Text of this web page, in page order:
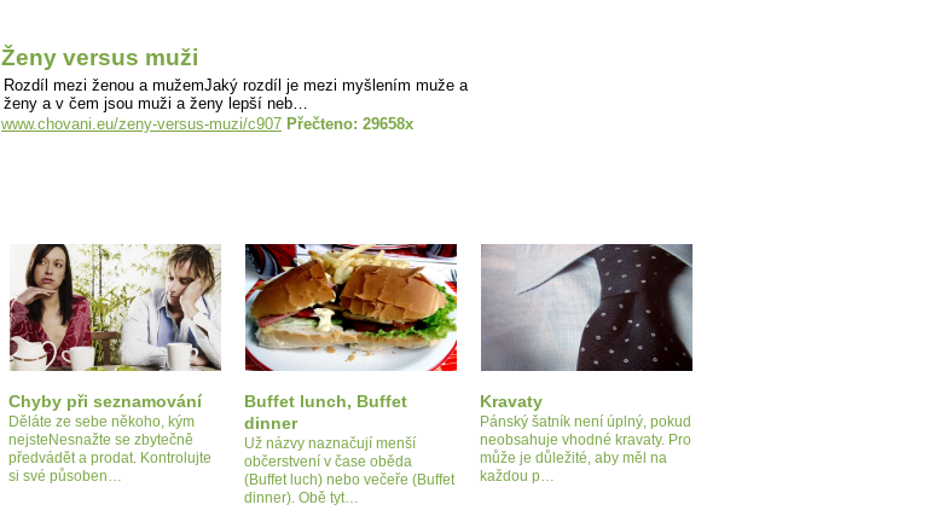
Ženy versus muži
Rozdíl mezi ženou a mužemJaký rozdíl je mezi myšlením muže a
ženy a v čem jsou muži a ženy lepší neb…
www.chovani.eu/zeny-versus-muzi/c907 Přečteno: 29658x
Chyby při seznamování
Děláte ze sebe někoho, kým
nejsteNesnažte se zbytečně
předvádět a prodat. Kontrolujte
si své působen…
Buffet lunch, Buffet
dinner
Už názvy naznačují menší
občerstvení v čase oběda
(Buffet luch) nebo večeře (Buffet
dinner). Obě tyt…
Kravaty
Pánský šatník není úplný, pokud
neobsahuje vhodné kravaty. Pro
může je důležité, aby měl na
každou p…